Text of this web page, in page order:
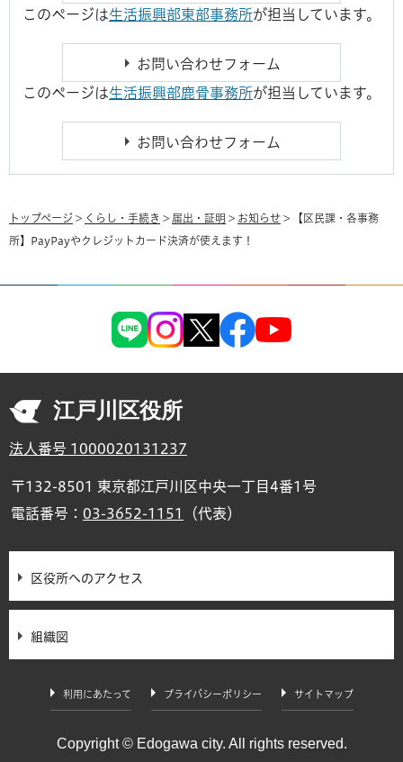
このページは生活振興部東部事務所が担当しています。
このページは生活振興部鹿骨事務所が担当しています。
トップページ > くらし・手続き > 届出・証明 > お知らせ > 【区民課・各事務
所】PayPayやクレジットカード決済が使えます！
江戸川区役所
法人番号 1000020131237
〒132-8501 東京都江戸川区中央一丁目4番1号
電話番号： 03-3652-1151 （代表）
区役所へのアクセス
組織図
利用にあたって プライバシーポリシー サイトマップ
Copyright © Edogawa city. All rights reserved.